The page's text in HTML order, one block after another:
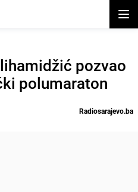
pozvao
polumaraton
Radiosarajevo.ba